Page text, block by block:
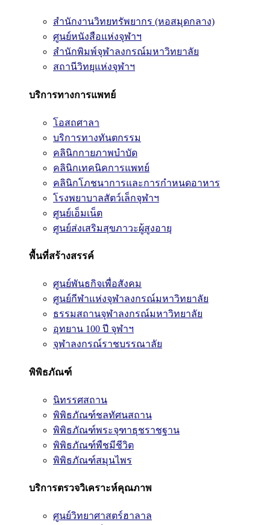
สำนักงานวิทยทรัพยากร (หอสมุดกลาง)
ศูนย์หนังสือแห่งจุฬาฯ
สำนักพิมพ์จุฬาลงกรณ์มหาวิทยาลัย
สถานีวิทยุแห่งจุฬาฯ
บริการทางการแพทย์
โอสถศาลา
บริการทางทันตกรรม
คลินิกกายภาพบำบัด
คลินิกเทคนิคการแพทย์
คลินิกโภชนาการและการกำหนดอาหาร
โรงพยาบาลสัตว์เล็กจุฬาฯ
ศูนย์เอ็มเน็ต
ศูนย์ส่งเสริมสุขภาวะผู้สูงอายุ
พื้นที่สร้างสรรค์
ศูนย์พันธกิจเพื่อสังคม
ศูนย์กีฬาแห่งจุฬาลงกรณ์มหาวิทยาลัย
ธรรมสถานจุฬาลงกรณ์มหาวิทยาลัย
อุทยาน 100 ปี จุฬาฯ
จุฬาลงกรณ์ราชบรรณาลัย
พิพิธภัณฑ์
นิทรรศสถาน
พิพิธภัณฑ์ชลทัศนสถาน
พิพิธภัณฑ์พระจุฑาธุชราชฐาน
พิพิธภัณฑ์พืชมีชีวิต
พิพิธภัณฑ์สมุนไพร
บริการตรวจวิเคราะห์คุณภาพ
ศูนย์วิทยาศาสตร์ฮาลาล